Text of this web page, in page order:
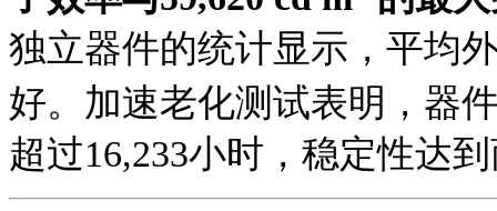
独立器件的统计显示，平均
好。加速老化测试表明，器
超过16,233小时，稳定性达